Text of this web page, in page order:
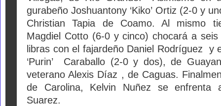
gurabeño Joshuantony ‘Kiko’ Ortiz (2-0 y
Christian Tapia de Coamo. Al mismo
Magdiel Cotto (6-0 y cinco) chocará a
libras con el fajardeño Daniel Rodríguez y
‘Purin’ Caraballo (2-0 y dos), de
veterano Alexis Díaz , de Caguas.
de Carolina, Kelvin Nuñez se
Suarez.